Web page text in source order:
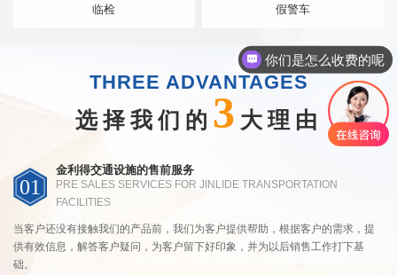
临检 假警车
THREE ADVANTAGES
选择我们的 3 大理由
01
金利得交通设施的售前服务
PRE SALES SERVICES FOR JINLIDE TRANSPORTATION
FACILITIES
当客户还没有接触我们的产品前，我们为客户提供帮助，根据客户的需求，提
供有效信息，解答客户疑问，为客户留下好印象，并为以后销售工作打下基
础。
你们是怎么收费的呢